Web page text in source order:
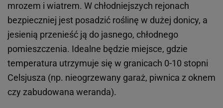
mrozem i wiatrem. W chłodniejszych rejonach
bezpieczniej jest posadzić roślinę w dużej donicy, a
jesienią przenieść ją do jasnego, chłodnego
pomieszczenia. Idealne będzie miejsce, gdzie
temperatura utrzymuje się w granicach 0-10 stopni
Celsjusza (np. nieogrzewany garaż, piwnica z oknem
czy zabudowana weranda).